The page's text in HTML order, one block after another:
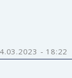
14.03.2023 - 18:22